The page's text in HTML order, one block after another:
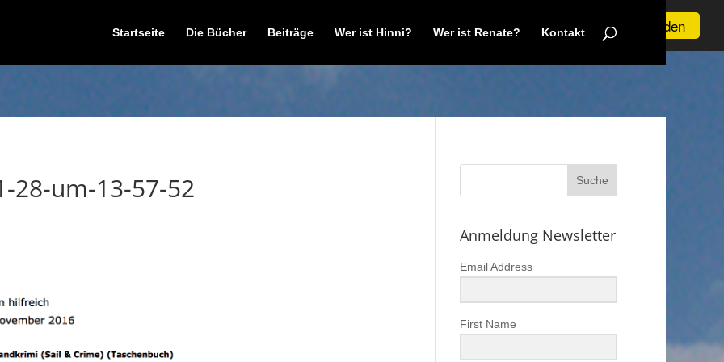
Verstanden
dass wir Cookies verwenden.Mehr Info
Startseite Die Bücher Beiträge Wer ist Hinni? Wer ist Renate? Kontakt
28-um-13-57-52
Anmeldung Newsletter
Email Address
First Name